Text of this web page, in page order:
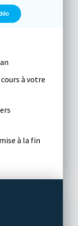
à votre
à la fin